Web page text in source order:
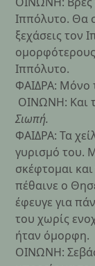
Ιππόλυτο. Θα
ξεχάσεις τον
ομορφότερους
Ιππόλυτο.
ΦΑΙΔΡΑ: Μόνο
ΟΙΝΩΝΗ: Και
Σιωπή.
ΦΑΙΔΡΑ: Τα
γυρισμό του.
σκέφτομαι
πέθαινε ο
έφευγε για
του χωρίς
ήταν όμορφη.
ΟΙΝΩΝΗ: